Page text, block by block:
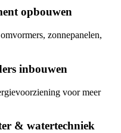
opbouwen
zonnepanelen,
inbouwen
voor meer
& watertechniek